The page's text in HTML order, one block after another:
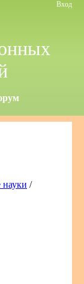
Вход
науки /